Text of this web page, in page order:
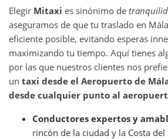
Elegir Mitaxi es sinónimo de
aseguramos de que tu traslado en
eficiente posible, evitando esperas
maximizando tu tiempo. Aquí tienes
por las que nuestros clientes nos
un taxi desde el Aeropuerto de
desde cualquier punto al
Conductores expertos y
rincón de la ciudad y la Costa